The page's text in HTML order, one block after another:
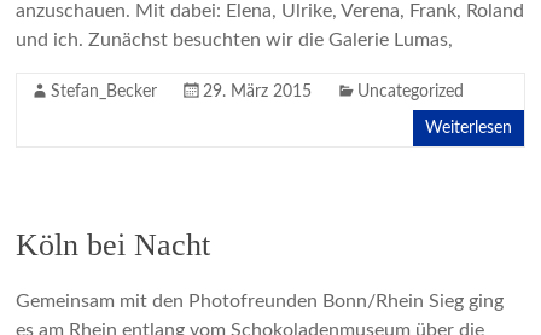
anzuschauen. Mit dabei: Elena, Ulrike, Verena, Frank, Roland
und ich. Zunächst besuchten wir die Galerie Lumas,
Stefan_Becker 29. März 2015 Uncategorized
Weiterlesen
Köln bei Nacht
Gemeinsam mit den Photofreunden Bonn/Rhein Sieg ging
es am Rhein entlang vom Schokoladenmuseum über die